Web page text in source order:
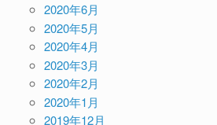
2020年6月
2020年5月
2020年4月
2020年3月
2020年2月
2020年1月
2019年12月